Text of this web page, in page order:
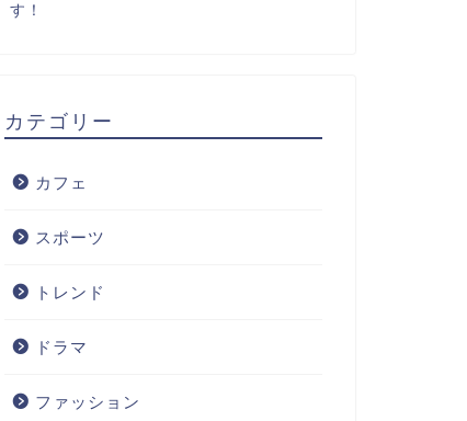
す！
カテゴリー
カフェ
スポーツ
トレンド
ドラマ
ファッション